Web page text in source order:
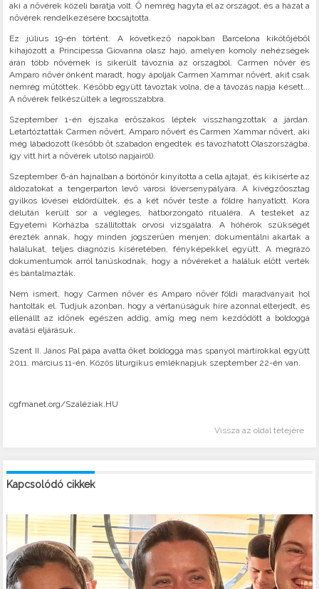
aki a nővérek közeli barátja volt. Ő nemrég hagyta el az országot, és a házat a
nővérek rendelkezésére bocsájtotta.
Ez július 19-én történt. A következő napokban Barcelona kikötőjéből
kihajózott a Principessa Giovanna olasz hajó, amelyen komoly nehézségek
árán több nővérnek is sikerült távoznia az országból. Carmen nővér és
Amparo nővér önként maradt, hogy ápolják Carmen Xammar nővért, akit csak
nemrég műtöttek. Később együtt távoztak volna, de a távozás napja késett...
A nővérek felkészültek a legrosszabbra.
Szeptember 1-én éjszaka erőszakos léptek visszhangzottak a járdán.
Letartóztatták Carmen nővért, Amparo nővért és Carmen Xammar nővért, aki
még lábadozott (később őt szabadon engedték és távozhatott Olaszországba,
így vitt hírt a nővérek utolsó napjairól).
Szeptember 6-án hajnalban a börtönőr kinyitotta a cella ajtaját, és kikísérte az
áldozatokat a tengerparton levő városi lóversenypályára. A kivégzőosztag
gyilkos lövései eldördültek, és a két nővér teste a földre hanyatlott. Kora
délután került sor a végleges, hátborzongató rituáléra. A testeket az
Egyetemi Kórházba szállították orvosi vizsgálatra. A hóhérok szükségét
érezték annak, hogy minden jogszerűen menjen; dokumentálni akarták a
halálukat, teljes diagnózis kíséretében, fényképekkel együtt. A megrázó
dokumentumok arról tanúskodnak, hogy a nővéreket a haláluk előtt verték
és bántalmazták.
Nem ismert, hogy Carmen nővér és Amparo nővér földi maradványait hol
hantolták el. Tudjuk azonban, hogy a vértanúságuk híre azonnal elterjedt, és
ellenállt az időnek egészen addig, amíg meg nem kezdődött a boldoggá
avatási eljárásuk.
Szent II. János Pál pápa avatta őket boldoggá más spanyol mártírokkal együtt
2011. március 11-én. Közös liturgikus emléknapjuk szeptember 22-én van.
cgfmanet.org/Szaléziak.HU
Vissza az oldal tetejére
Kapcsolódó cikkek